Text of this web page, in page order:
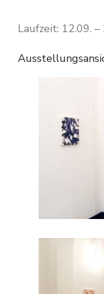
Laufzeit: 12.09.